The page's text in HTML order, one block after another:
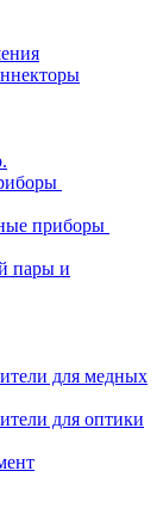
приборы
пары и
для медных
для оптики